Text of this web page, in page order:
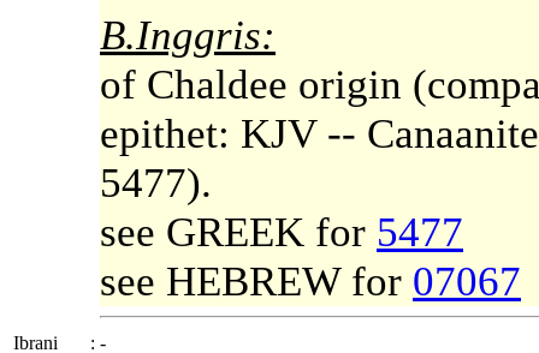
B.Inggris:
of Chaldee origin
epithet: KJV --
5477).
see GREEK for 5477
see HEBREW for 07067
Ibrani
: -